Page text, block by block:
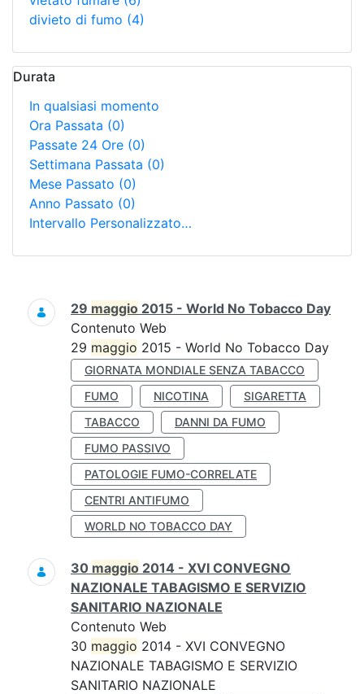
divieto di fumo (4)
Durata
In qualsiasi momento
Ora Passata (0)
Passate 24 Ore (0)
Settimana Passata (0)
Mese Passato (0)
Anno Passato (0)
Intervallo Personalizzato…
Ricerca
29 maggio 2015 - World No Tobacco Day
Contenuto Web
29 maggio 2015 - World No Tobacco Day
GIORNATA MONDIALE SENZA TABACCO
FUMO
NICOTINA
SIGARETTA
TABACCO
DANNI DA FUMO
FUMO PASSIVO
PATOLOGIE FUMO-CORRELATE
CENTRI ANTIFUMO
WORLD NO TOBACCO DAY
30 maggio 2014 - XVI CONVEGNO
NAZIONALE TABAGISMO E SERVIZIO
SANITARIO NAZIONALE
Contenuto Web
30 maggio 2014 - XVI CONVEGNO
NAZIONALE TABAGISMO E SERVIZIO
SANITARIO NAZIONALE